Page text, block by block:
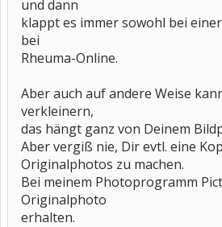
und dann
klappt es immer sowohl bei
bei
Rheuma-Online.
Aber auch auf andere Weise
verkleinern,
das hängt ganz von Deinem
Aber vergiß nie, Dir evtl. eine
Originalphotos zu machen.
Bei meinem Photoprogramm
Originalphoto
erhalten.